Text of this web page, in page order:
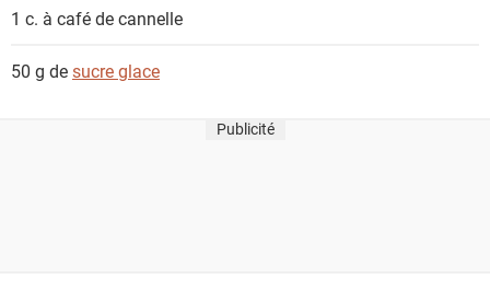
1 c. à café decannelle
50 g desucre glace
Publicité